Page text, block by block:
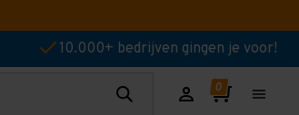
10.000+ bedrijven gingen je voor!